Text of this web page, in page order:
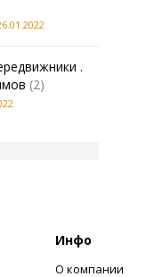
.
(2)
Инфо
О компании